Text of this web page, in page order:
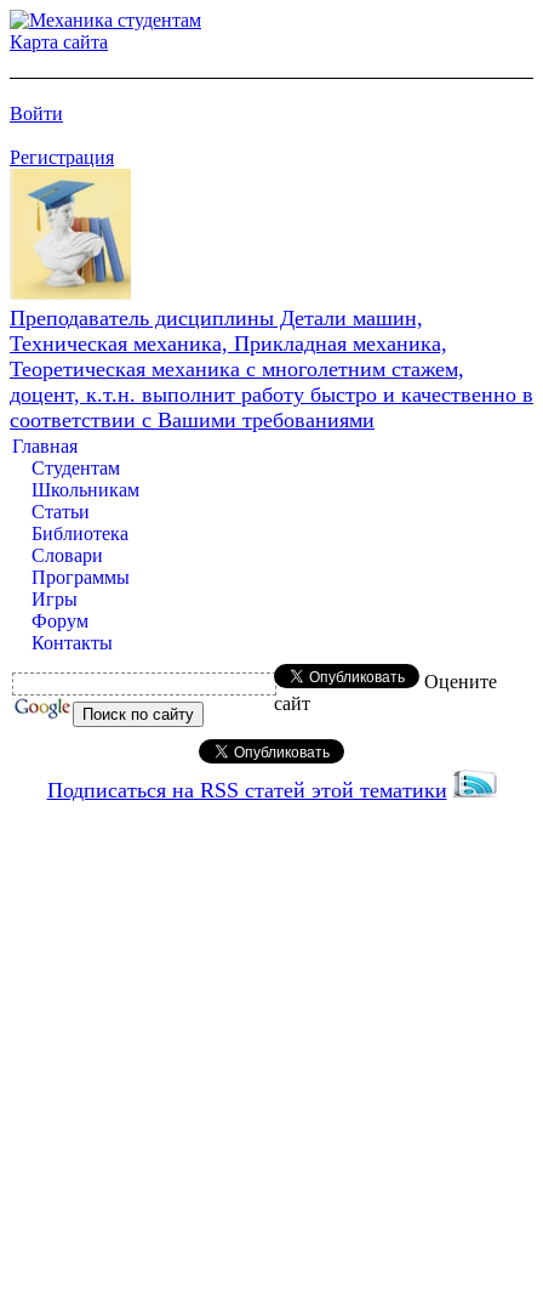
Карта сайта
Войти
Регистрация
Преподаватель дисциплины Детали машин,
Техническая механика, Прикладная механика,
Теоретическая механика с многолетним стажем,
доцент, к.т.н. выполнит работу быстро и качественно в
соответствии с Вашими требованиями
Главная
Студентам
Школьникам
Статьи
Библиотека
Словари
Программы
Игры
Форум
Контакты
Оцените
сайт
Подписаться на RSS статей этой тематики